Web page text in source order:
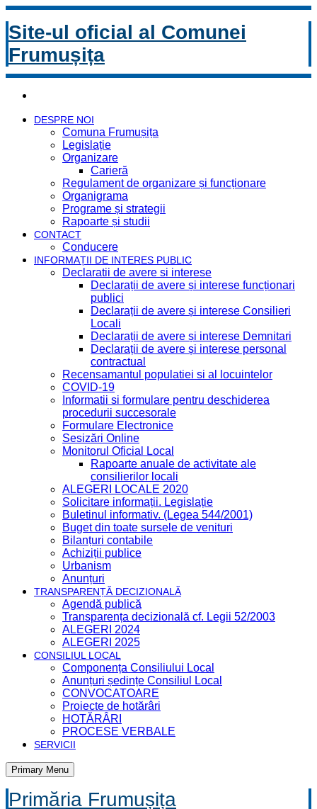
Site-ul oficial al Comunei
Frumușița
DESPRE NOI
Comuna Frumușița
Legislație
Organizare
Carieră
Regulament de organizare și funcționare
Organigrama
Programe și strategii
Rapoarte și studii
CONTACT
Conducere
INFORMAȚII DE INTERES PUBLIC
Declaratii de avere si interese
Declarații de avere și interese funcționari
publici
Declarații de avere și interese Consilieri
Locali
Declarații de avere și interese Demnitari
Declarații de avere și interese personal
contractual
Recensamantul populatiei si al locuintelor
COVID-19
Informatii si formulare pentru deschiderea
procedurii succesorale
Formulare Electronice
Sesizări Online
Monitorul Oficial Local
Rapoarte anuale de activitate ale
consilierilor locali
ALEGERI LOCALE 2020
Solicitare informații. Legislație
Buletinul informativ. (Legea 544/2001)
Buget din toate sursele de venituri
Bilanțuri contabile
Achiziții publice
Urbanism
Anunțuri
TRANSPARENȚĂ DECIZIONALĂ
Agendă publică
Transparența decizională cf. Legii 52/2003
ALEGERI 2024
ALEGERI 2025
CONSILIUL LOCAL
Componența Consiliului Local
Anunțuri ședințe Consiliul Local
CONVOCATOARE
Proiecte de hotărâri
HOTĂRÂRI
PROCESE VERBALE
SERVICII
Primary Menu
Primăria Frumușița